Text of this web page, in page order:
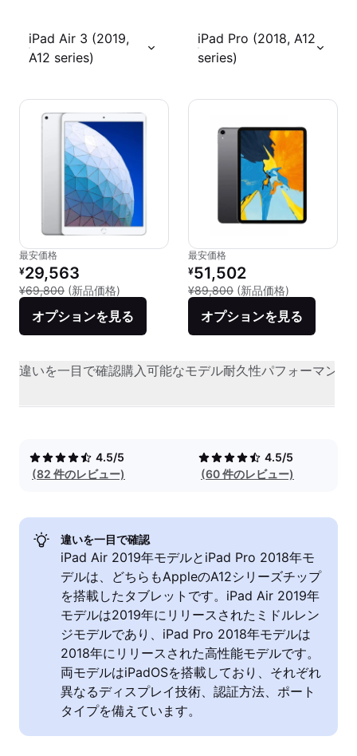
iPad Air 3 (2019,
A12 series)
iPad Pro (2018, A12
series)
最安価格
リファービッシュ品の価格：
¥29,563
¥69,800 (新品価格) 新品との比較：¥69,800
オプションを見る
最安価格
リファービッシュ品の価格：
¥51,502
¥89,800 (新品価格)
オプションを見る
違いを一目で確認購入可能なモデル耐久性パフォーマンス
4.5/5
(82 件のレビュー)
4.5/5
(60 件のレビュー)
違いを一目で確認
iPad Air 2019年モデルとiPad Pro 2018年モ
デルは、どちらもAppleのA12シリーズチップ
を搭載したタブレットです。iPad Air 2019年
モデルは2019年にリリースされたミドルレン
ジモデルであり、iPad Pro 2018年モデルは
2018年にリリースされた高性能モデルです。
両モデルはiPadOSを搭載しており、それぞれ
異なるディスプレイ技術、認証方法、ポート
タイプを備えています。